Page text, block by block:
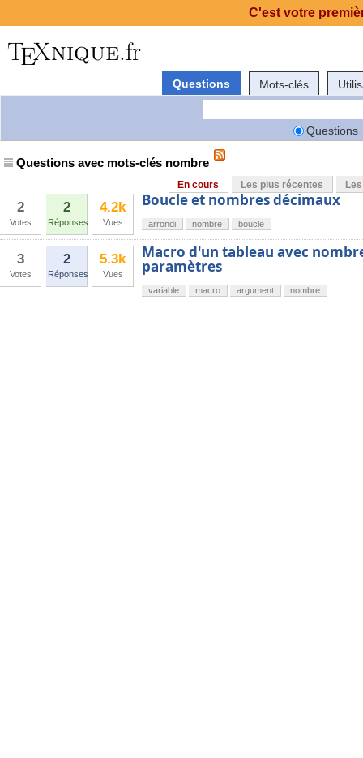
Questions Mots-clés
Questions
Questions avec mots-clés nombre
En cours Les plus récentes
2
Votes
2
Réponses
4.2k
Vues
Boucle et nombres décimaux
arrondi nombre boucle
3
Votes
2
Réponses
5.3k
Vues
Macro d'un tableau avec
paramètres
variable macro argument nombre
C'est votre